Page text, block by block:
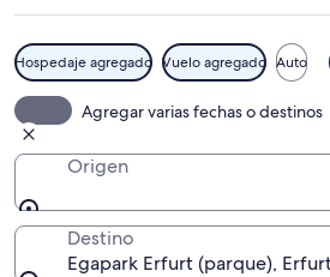
Hospedaje agregado Vuelo agregado Auto
Agregar varias fechas o destinos
Origen
Destino
Egapark Erfurt (parque),